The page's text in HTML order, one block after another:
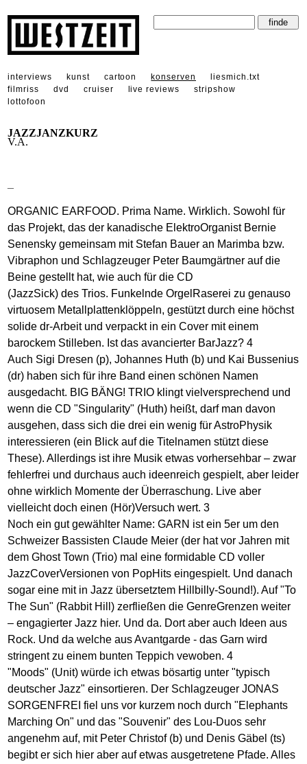
interviews kunst cartoon konserven
liesmich.txt
filmriss
dvd cruiser live reviews
stripshow
lottofoon
JAZZJANZKURZ
V.A.
ORGANIC EARFOOD. Prima Name. Wirklich. Sowohl für
das Projekt, das der kanadische ElektroOrganist Bernie
Senensky gemeinsam mit Stefan Bauer an Marimba bzw.
Vibraphon und Schlagzeuger Peter Baumgärtner auf die
Beine gestellt hat, wie auch für die CD
(JazzSick) des Trios. Funkelnde OrgelRaserei zu genauso
virtuosem Metallplattenklöppeln, gestützt durch eine höchst
solide dr-Arbeit und verpackt in ein Cover mit einem
barockem Stilleben. Ist das avancierter BarJazz? 4
Auch Sigi Dresen (p), Johannes Huth (b) und Kai Bussenius
(dr) haben sich für ihre Band einen schönen Namen
ausgedacht. BIG BÄNG! TRIO klingt vielversprechend und
wenn die CD "Singularity" (Huth) heißt, darf man davon
ausgehen, dass sich die drei ein wenig für AstroPhysik
interessieren (ein Blick auf die Titelnamen stützt diese
These). Allerdings ist ihre Musik etwas vorhersehbar – zwar
fehlerfrei und durchaus auch ideenreich gespielt, aber leider
ohne wirklich Momente der Überraschung. Live aber
vielleicht doch einen (Hör)Versuch wert. 3
Noch ein gut gewählter Name: GARN ist ein 5er um den
Schweizer Bassisten Claude Meier (der hat vor Jahren mit
dem Ghost Town (Trio) mal eine formidable CD voller
JazzCoverVersionen von PopHits eingespielt. Und danach
sogar eine mit in Jazz übersetztem Hillbilly-Sound!). Auf "To
The Sun" (Rabbit Hill) zerfließen die GenreGrenzen weiter
– engagierter Jazz hier. Und da. Dort aber auch Ideen aus
Rock. Und da welche aus Avantgarde - das Garn wird
stringent zu einem bunten Teppich vewoben. 4
"Moods" (Unit) würde ich etwas bösartig unter "typisch
deutscher Jazz" einsortieren. Der Schlagzeuger JONAS
SORGENFREI fiel uns vor kurzem noch durch "Elephants
Marching On" und das "Souvenir" des Lou-Duos sehr
angenehm auf, mit Peter Christof (b) und Denis Gäbel (ts)
begibt er sich hier aber auf etwas ausgetretene Pfade. Alles